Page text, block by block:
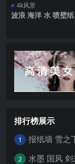
4k风景
波浪 海洋 水 喷壁
排行榜展示
1 报纸墙 雪之
2 水墨 国风